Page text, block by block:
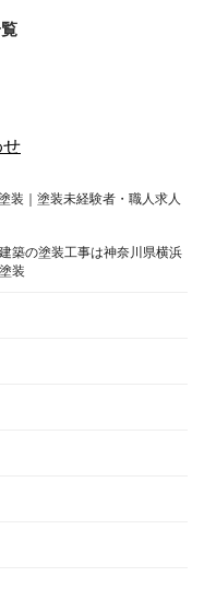
築の塗装工事は神奈川県横浜
装